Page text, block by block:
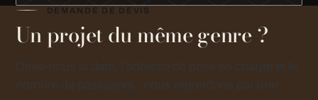
DEMANDE DE DEVIS
Un projet du même genre ?